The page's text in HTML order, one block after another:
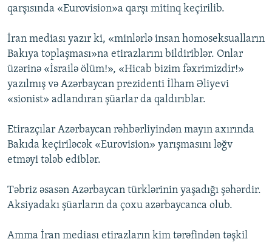
MULTIMEDIA
VIDEO
FOTOQALEREYA
İNFOQRAFIKA
KARIKATURA
RADIO ARXIV
OXU ZALI
AZƏRBAYCAN ƏDƏBIYYATI KITABXANASI
İSLAM VƏ DEMOKRATIYA
İZ - MƏDƏNIYYƏT PROQRAMI
HAQQIMIZDA
MISSIYAMIZ
PEŞƏ ETIKASI VƏ JURNALISTIKA STANDARTLARIMIZ
MATERIALLARIMIZDAN ISTIFADƏ
AZADLIQRADIOSU MOBIL TELEFONUNUZDA
BIZIMLƏ ƏLAQƏ
XƏBƏR BÜLLETENLƏRIMIZ
RFE/RL-in bütün saytları
qarşısında «Eurovision»a qarşı mitinq keçirilib.
İran mediası yazır ki, «minlərlə insan homoseksualların
Bakıya toplaşması»na etirazlarını bildiriblər. Onlar
üzərinə «İsrailə ölüm!», «Hicab bizim fəxrimizdir!»
yazılmış və Azərbaycan prezidenti İlham Əliyevi
«sionist» adlandıran şüarlar da qaldırıblar.
Etirazçılar Azərbaycan rəhbərliyindən mayın axırında
Bakıda keçiriləcək «Eurovision» yarışmasını ləğv
etməyi tələb ediblər.
Təbriz əsasən Azərbaycan türklərinin yaşadığı şəhərdir.
Aksiyadakı şüarların da çoxu azərbaycanca olub.
Amma İran mediası etirazların kim tərəfindən təşkil